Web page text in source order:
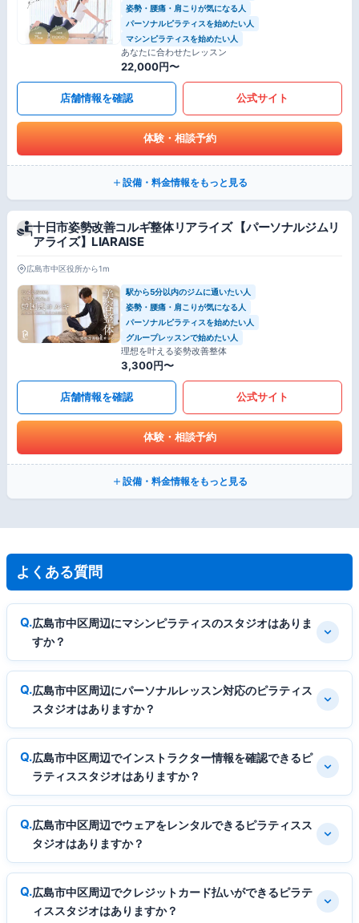
姿勢・腰痛・肩こりが気になる人
パーソナルピラティスを始めたい人
マシンピラティスを始めたい人
あなたに合わせたレッスン
22,000円〜
店舗情報を確認 公式サイト
体験・相談予約
設備・料金情報をもっと見る
十日市姿勢改善コルギ整体リアライズ 【パーソナルジムリ
アライズ】LIARAISE
広島市中区役所から1m
駅から5分以内のジムに通いたい人
姿勢・腰痛・肩こりが気になる人
パーソナルピラティスを始めたい人
グループレッスンで始めたい人
理想を叶える姿勢改善整体
3,300円〜
店舗情報を確認 公式サイト
体験・相談予約
設備・料金情報をもっと見る
よくある質問
広島市中区周辺にマシンピラティスのスタジオはありま
すか？
広島市中区周辺にパーソナルレッスン対応のピラティス
スタジオはありますか？
広島市中区周辺でインストラクター情報を確認できるピ
ラティススタジオはありますか？
広島市中区周辺でウェアをレンタルできるピラティスス
タジオはありますか？
広島市中区周辺でクレジットカード払いができるピラテ
ィススタジオはありますか？